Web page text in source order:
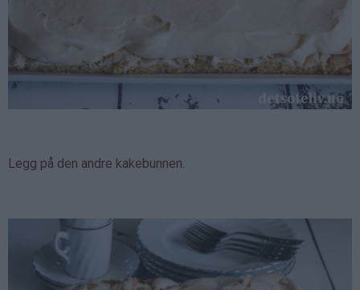
Legg på den andre kakebunnen.